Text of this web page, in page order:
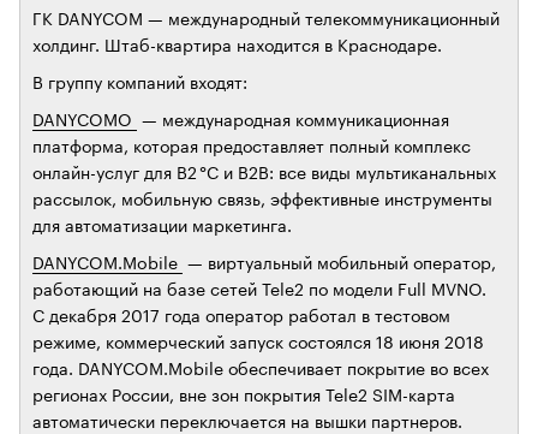
ГК DANYCOM — международный телекоммуникационный
холдинг. Штаб-квартира находится в Краснодаре.
В группу компаний входят:
DANYCOMO — международная коммуникационная
платформа, которая предоставляет полный комплекс
онлайн-услуг для B2 °C и B2B: все виды мультиканальных
рассылок, мобильную связь, эффективные инструменты
для автоматизации маркетинга.
DANYCOM.Mobile — виртуальный мобильный оператор,
работающий на базе сетей Tele2 по модели Full MVNO.
С декабря 2017 года оператор работал в тестовом
режиме, коммерческий запуск состоялся 18 июня 2018
года. DANYCOM.Mobile обеспечивает покрытие во всех
регионах России, вне зон покрытия Tele2 SIM-карта
автоматически переключается на вышки партнеров.